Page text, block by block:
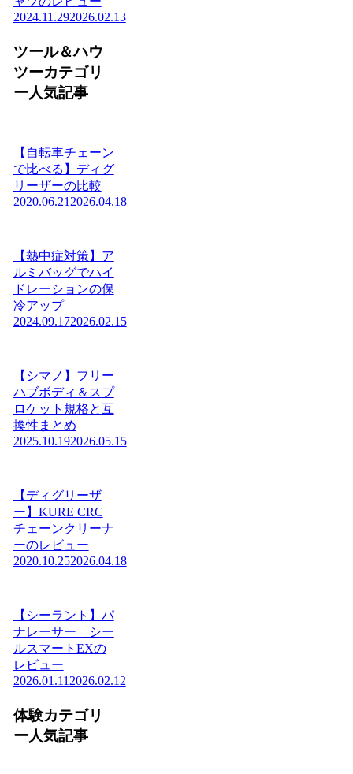
2024.11.292026.02.13
ツール＆ハウ
ツーカテゴリ
ー人気記事
【自転車チェーン
で比べる】ディグ
リーザーの比較
2020.06.21 2026.04.18
【熱中症対策】ア
ルミバッグでハイ
ドレーションの保
冷アップ
2024.09.172026.02.15
【シマノ】フリー
ハブボディ＆スプ
ロケット規格と互
換性まとめ
2025.10.192026.05.15
【ディグリーザ
ー】KURE CRC
チェーンクリーナ
ーのレビュー
2020.10.252026.04.18
【シーラント】パ
ナレーサー シー
ルスマートEXの
レビュー
2026.01.11 2026.02.12
体験カテゴリ
ー人気記事